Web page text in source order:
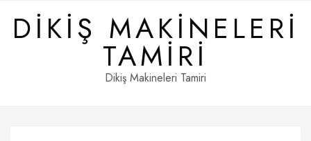
contentDIKIŞ MAKINELERI
TAMIRI
Dikiş Makineleri Tamiri